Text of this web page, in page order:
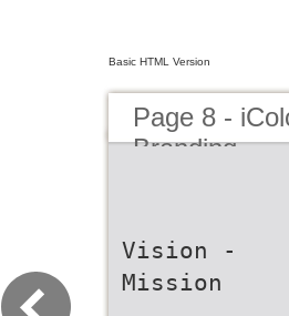
Basic HTML Version
Page 8 -
Branding
Vision -
Mission